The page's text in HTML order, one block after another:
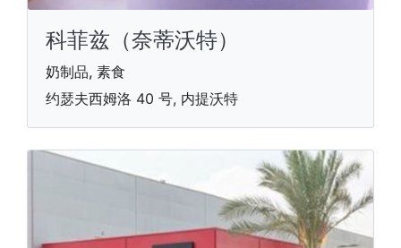
科菲兹（奈蒂沃特）
奶制品, 素食
约瑟夫西姆洛 40 号, 内提沃特